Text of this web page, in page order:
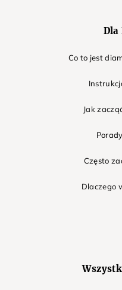
Dla
Co to jest
Jak
Często
Dlaczego